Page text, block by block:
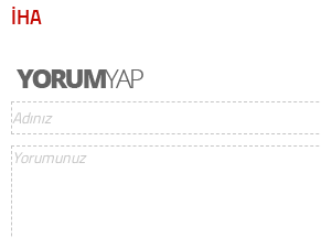
İHA